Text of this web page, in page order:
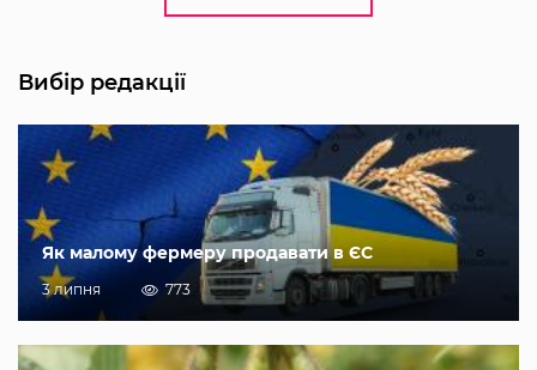
Вибір редакції
Як малому фермеру продавати в ЄС
3 липня 773